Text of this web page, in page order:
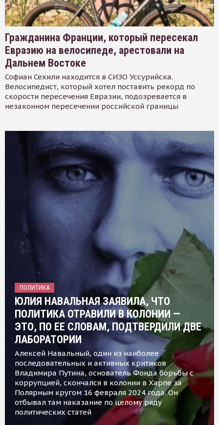
Гражданина Франции, который пересекал
Евразию на велосипеде, арестовали на
Дальнем Востоке
Софиан Сехили находится в СИЗО Уссурийска.
Велосипедист, который хотел поставить рекорд по
скорости пересечения Евразии, подозревается в
незаконном пересечении российской границы
ПОЛИТИКА
ЮЛИЯ НАВАЛЬНАЯ ЗАЯВИЛА, ЧТО
ПОЛИТИКА ОТРАВИЛИ В КОЛОНИИ —
ЭТО, ПО ЕЕ СЛОВАМ, ПОДТВЕРДИЛИ ДВЕ
ЛАБОРАТОРИИ
Алексей Навальный, один из наиболее
последовательных и активных критиков
Владимира Путина, основатель Фонда борьбы с
коррупцией, скончался в колонии в Харпе за
Полярным кругом 16 февраля 2024 года. Он
отбывал там наказание по целому ряду
политических статей